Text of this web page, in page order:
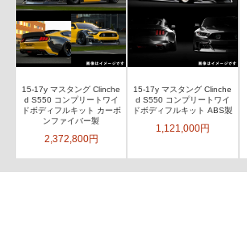
15-17y マスタング Clinche
d S550 コンプリートワイ
ドボディフルキット カーボ
ンファイバー製
2,372,800円
15-17y マスタング Clinche
d S550 コンプリートワイ
ドボディフルキット ABS製
1,121,000円